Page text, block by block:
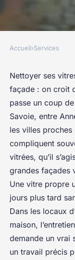
Laveur
les-Bains
choisir
Nicet•12/03/2026
Accueil›Services
Nettoyer ses
façade : on croit
passe un coup
Savoie, entre
les villes proches
compliquent
vitrées, qu’il
grandes façades
Une vitre propre
jours plus tard
Dans les locaux
maison,
demande un vrai
un travail précis